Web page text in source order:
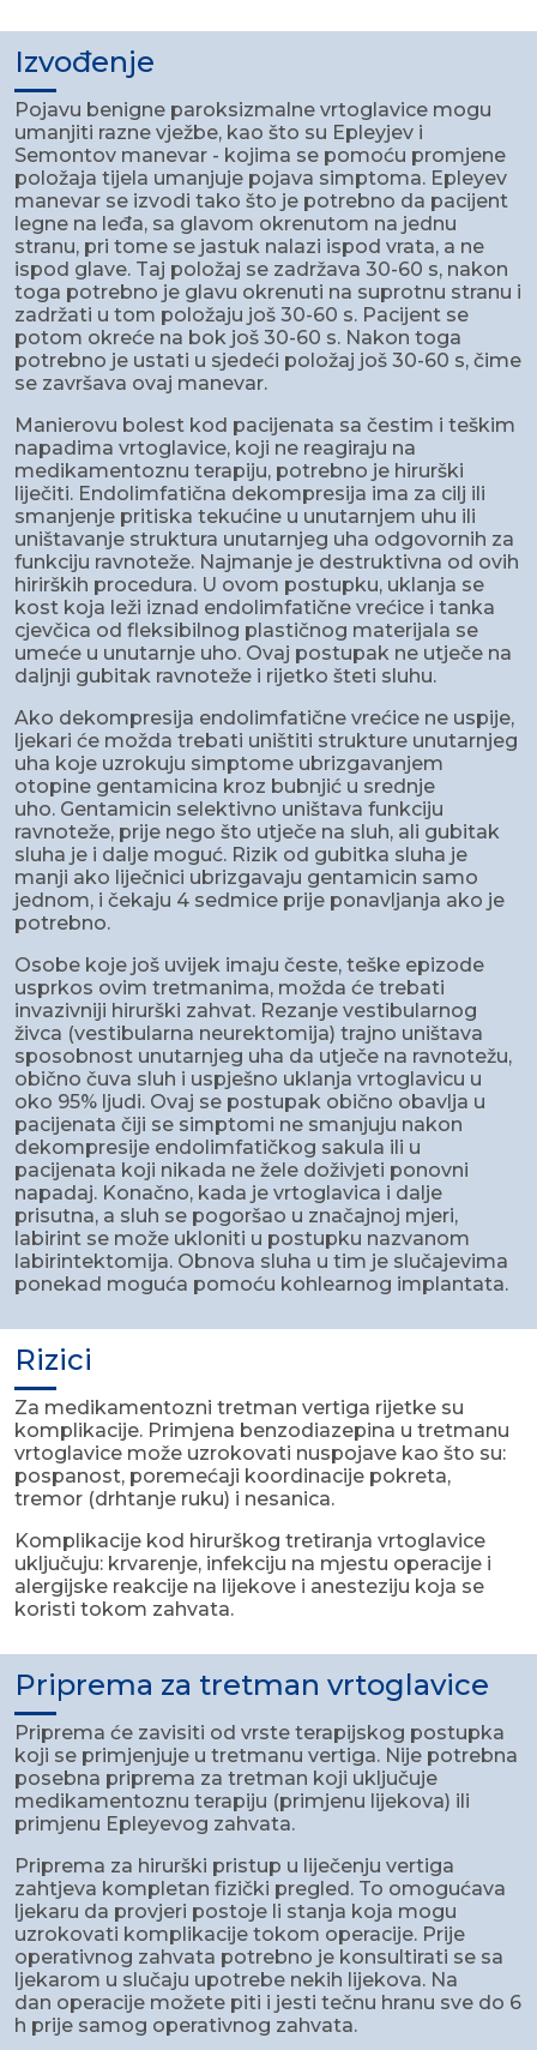
Izvođenje
Pojavu benigne paroksizmalne vrtoglavice mogu
umanjiti razne vježbe, kao što su Epleyjev i
Semontov manevar - kojima se pomoću promjene
položaja tijela umanjuje pojava simptoma. Epleyev
manevar se izvodi tako što je potrebno da pacijent
legne na leđa, sa glavom okrenutom na jednu
stranu, pri tome se jastuk nalazi ispod vrata, a ne
ispod glave. Taj položaj se zadržava 30-60 s, nakon
toga potrebno je glavu okrenuti na suprotnu stranu i
zadržati u tom položaju još 30-60 s. Pacijent se
potom okreće na bok još 30-60 s. Nakon toga
potrebno je ustati u sjedeći položaj još 30-60 s, čime
se završava ovaj manevar.
Manierovu bolest kod pacijenata sa čestim i teškim
napadima vrtoglavice, koji ne reagiraju na
medikamentoznu terapiju, potrebno je hirurški
liječiti. Endolimfatična dekompresija ima za cilj ili
smanjenje pritiska tekućine u unutarnjem uhu ili
uništavanje struktura unutarnjeg uha odgovornih za
funkciju ravnoteže. Najmanje je destruktivna od ovih
hirirških procedura. U ovom postupku, uklanja se
kost koja leži iznad endolimfatične vrećice i tanka
cjevčica od fleksibilnog plastičnog materijala se
umeće u unutarnje uho. Ovaj postupak ne utječe na
daljnji gubitak ravnoteže i rijetko šteti sluhu.
Ako dekompresija endolimfatične vrećice ne uspije,
ljekari će možda trebati uništiti strukture unutarnjeg
uha koje uzrokuju simptome ubrizgavanjem
otopine gentamicina kroz bubnjić u srednje
uho. Gentamicin selektivno uništava funkciju
ravnoteže, prije nego što utječe na sluh, ali gubitak
sluha je i dalje moguć. Rizik od gubitka sluha je
manji ako liječnici ubrizgavaju gentamicin samo
jednom, i čekaju 4 sedmice prije ponavljanja ako je
potrebno.
Osobe koje još uvijek imaju česte, teške epizode
usprkos ovim tretmanima, možda će trebati
invazivniji hirurški zahvat. Rezanje vestibularnog
živca (vestibularna neurektomija) trajno uništava
sposobnost unutarnjeg uha da utječe na ravnotežu,
obično čuva sluh i uspješno uklanja vrtoglavicu u
oko 95% ljudi. Ovaj se postupak obično obavlja u
pacijenata čiji se simptomi ne smanjuju nakon
dekompresije endolimfatičkog sakula ili u
pacijenata koji nikada ne žele doživjeti ponovni
napadaj. Konačno, kada je vrtoglavica i dalje
prisutna, a sluh se pogoršao u značajnoj mjeri,
labirint se može ukloniti u postupku nazvanom
labirintektomija. Obnova sluha u tim je slučajevima
ponekad moguća pomoću kohlearnog implantata.
Rizici
Za medikamentozni tretman vertiga rijetke su
komplikacije. Primjena benzodiazepina u tretmanu
vrtoglavice može uzrokovati nuspojave kao što su:
pospanost, poremećaji koordinacije pokreta,
tremor (drhtanje ruku) i nesanica.
Komplikacije kod hirurškog tretiranja vrtoglavice
uključuju: ​​krvarenje, infekciju na mjestu operacije i
alergijske reakcije na lijekove i anesteziju koja se
koristi tokom zahvata.
Priprema za tretman vrtoglavice
Priprema će zavisiti od vrste terapijskog postupka
koji se primjenjuje u tretmanu vertiga. Nije potrebna
posebna priprema za tretman koji uključuje
medikamentoznu terapiju (primjenu lijekova) ili
primjenu Epleyevog zahvata.
Priprema za hirurški pristup u liječenju vertiga
zahtjeva kompletan fizički pregled. To omogućava
ljekaru da provjeri postoje li stanja koja mogu
uzrokovati komplikacije tokom operacije. Prije
operativnog zahvata potrebno je konsultirati se sa
ljekarom u slučaju upotrebe nekih lijekova. Na
dan operacije možete piti i jesti tečnu hranu sve do 6
h prije samog operativnog zahvata.